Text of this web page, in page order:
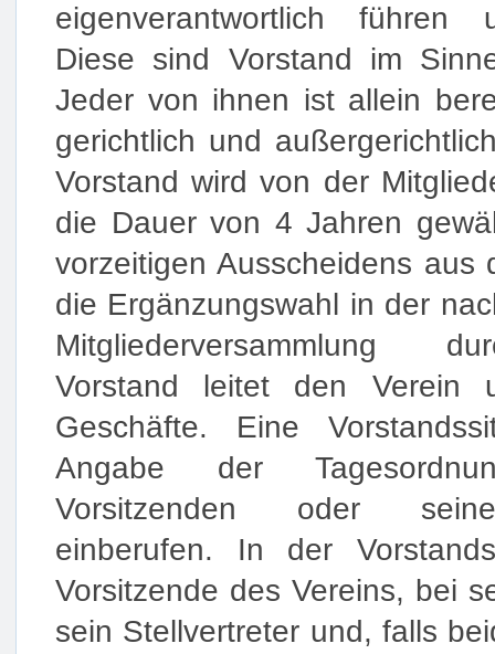
eigenverantwortlich führen
Diese sind Vorstand im
Jeder von ihnen ist allein
gerichtlich und
Vorstand wird von der
die Dauer von 4 Jahren
vorzeitigen Ausscheidens aus
die Ergänzungswahl in der
Mitgliederversammlung
Vorstand leitet den Verein
Geschäfte. Eine
Angabe der
Vorsitzenden oder
einberufen. In der
Vorsitzende des Vereins, bei
sein Stellvertreter und, falls